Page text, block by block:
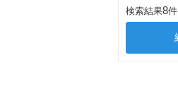
検索結果8件